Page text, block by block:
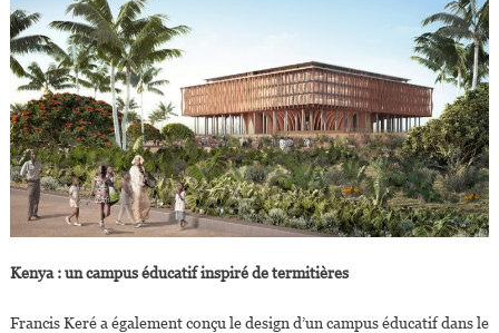
Kenya : un campus éducatif inspiré de termitières
Francis Keré a également conçu le design d’un campus éducatif dans le